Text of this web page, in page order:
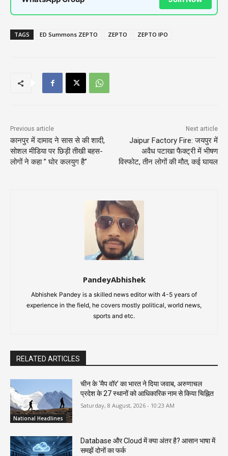
TAGS ED Summons ZEPTO ZEPTO ZEPTO IPO
Previous article
कानपुर में दामाद ने सास से की शादी,
सोशल मीडिया पर छिड़ी तीखी बहस-
लोगों ने कहा ” घोर कलयुग है”
Next article
Jaipur Factory Fire: जयपुर में
अवैध पटाखा फैक्ट्री में भीषण
विस्फोट, तीन लोगों की मौत, कई घायल
PandeyAbhishek
Abhishek Pandey is a skilled news editor with 4-5 years of
experience in the field, he covers mostly political, world news,
sports and etc.
RELATED ARTICLES
National Headlines
चीन के ‘मैप वॉर’ का भारत ने दिया जवाब, अरुणाचल
प्रदेश के 27 स्थानों को आधिकारिक नाम से किया चिह्नित
Saturday, 8 August, 2026 - 10:23 AM
Database और Cloud में क्या अंतर है? आसान भाषा में
समझें दोनों का फर्क